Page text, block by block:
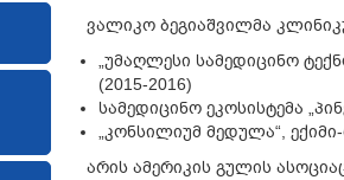
ვალიკო ბეგიაშვილმა
„უმაღლესი სამედიცინო
(2015-2016)
სამედიცინო ეკოსისტემა
„კონსილიუმ მედულა“,
არის ამერიკის გულის